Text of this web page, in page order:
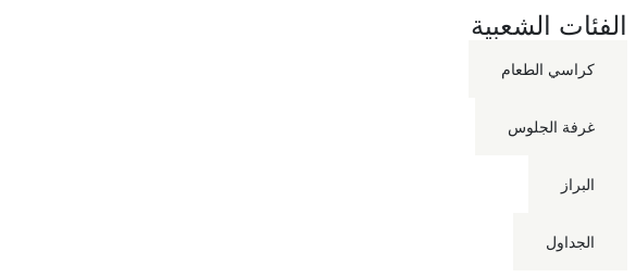
الفئات الشعبية
كراسي الطعام
غرفة الجلوس
البراز
الجداول